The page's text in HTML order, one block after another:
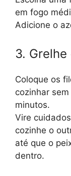
em fogo
Adicione o
3.
Coloque os
cozinhar
minutos.
Vire
cozinhe o
até que o
dentro.